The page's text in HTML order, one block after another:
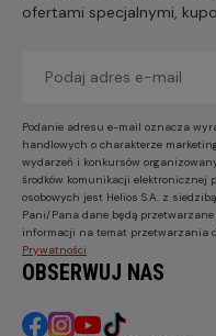
ofertami specjalnymi,
Podanie adresu e-mail oznacza
handlowych o charakterze
wydarzeń i konkursów
środków komunikacji elektronicznej
osobowych jest Helios S.A. z
Pani/Pana dane będą
informacji na temat przetwarzania
Prywatności
OBSERWUJ NAS